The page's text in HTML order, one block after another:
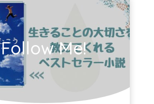
Follow Me!